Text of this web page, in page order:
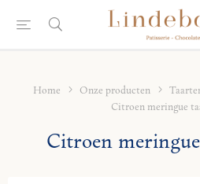
Home Onze producten
Citroen meringue
Citroen